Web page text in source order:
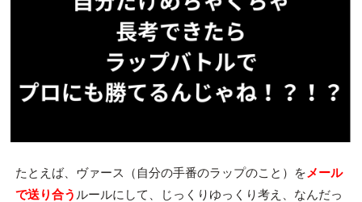
たとえば、ヴァース（自分の手番のラップのこと）を メール
で送り合う ルールにして、じっくりゆっくり考え、なんだっ